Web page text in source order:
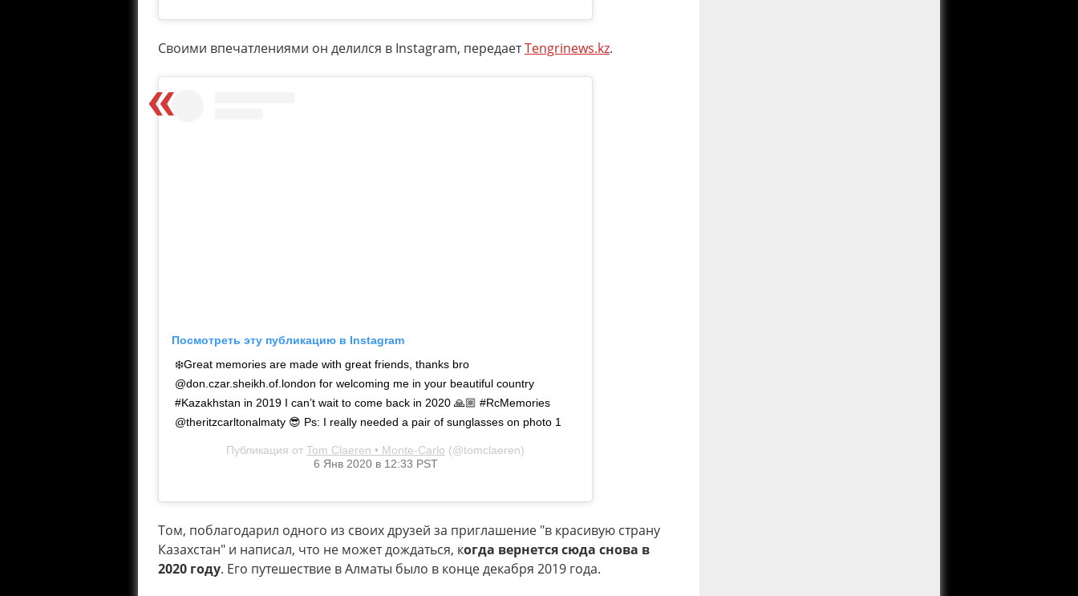
Своими впечатлениями он делился в Instagram, передаетTengrinews.kz.
Посмотреть эту публикацию в Instagram
❄️Great memories are made with great friends, thanks bro
@don.czar.sheikh.of.london for welcoming me in your beautiful country
#Kazakhstan in 2019 I can’t wait to come back in 2020 🙏🏼 #RcMemories
@theritzcarltonalmaty 😎 Ps: I really needed a pair of sunglasses on photo 1
Публикация от Tom Claeren • Monte-Carlo (@tomclaeren)
6 Янв 2020 в 12:33 PST
Том, поблагодарил одного из своих друзей за приглашение "в красивую страну
Казахстан" и написал, что не может дождаться, когда вернется сюда снова в
2020 году. Его путешествие в Алматы было в конце декабря 2019 года.